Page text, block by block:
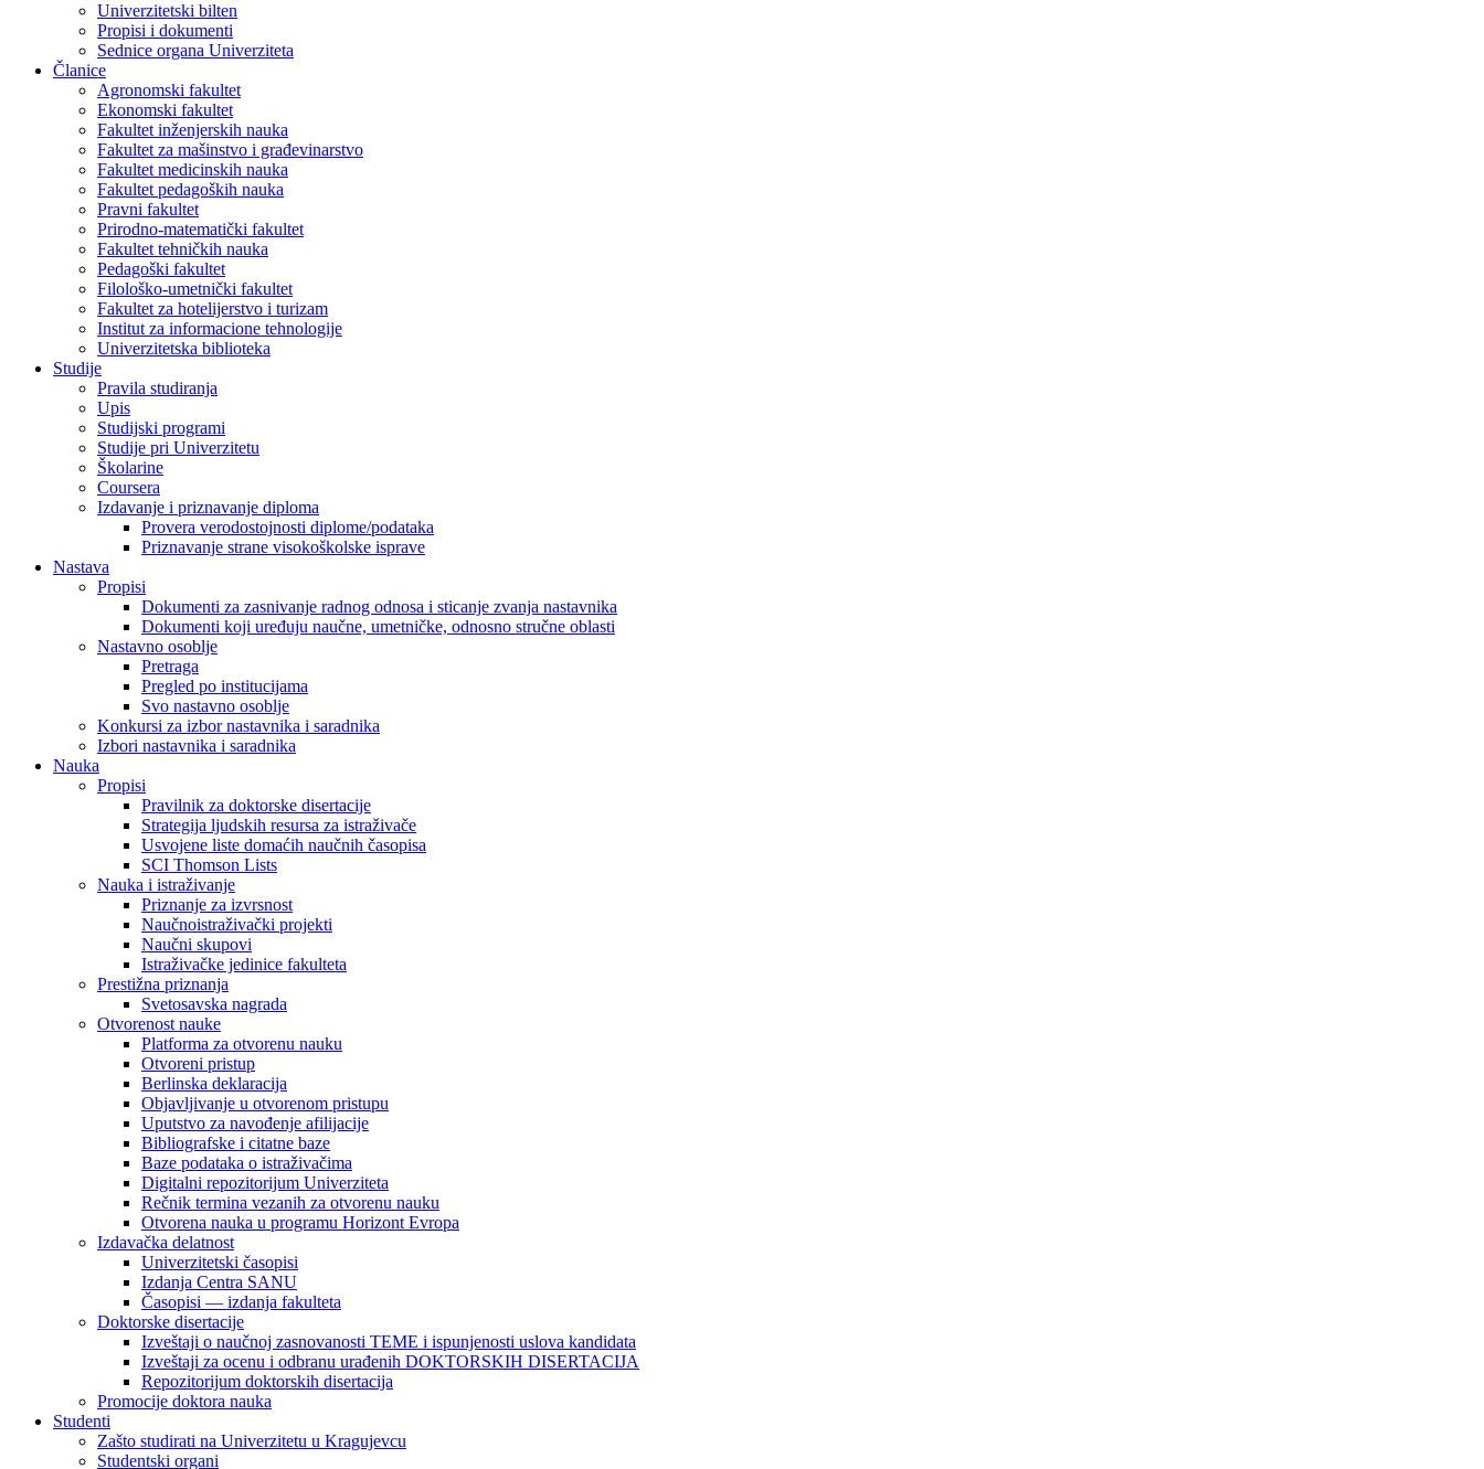
Univerzitetski bilten
Propisi i dokumenti
Sednice organa Univerziteta
Članice
Agronomski fakultet
Ekonomski fakultet
Fakultet inženjerskih nauka
Fakultet za mašinstvo i građevinarstvo
Fakultet medicinskih nauka
Fakultet pedagoških nauka
Pravni fakultet
Prirodno-matematički fakultet
Fakultet tehničkih nauka
Pedagoški fakultet
Filološko-umetnički fakultet
Fakultet za hotelijerstvo i turizam
Institut za informacione tehnologije
Univerzitetska biblioteka
Studije
Pravila studiranja
Upis
Studijski programi
Studije pri Univerzitetu
Školarine
Coursera
Izdavanje i priznavanje diploma
Provera verodostojnosti diplome/podataka
Priznavanje strane visokoškolske isprave
Nastava
Propisi
Dokumenti za zasnivanje radnog odnosa i sticanje zvanja nastavnika
Dokumenti koji uređuju naučne, umetničke, odnosno stručne oblasti
Nastavno osoblje
Pretraga
Pregled po institucijama
Svo nastavno osoblje
Konkursi za izbor nastavnika i saradnika
Izbori nastavnika i saradnika
Nauka
Propisi
Pravilnik za doktorske disertacije
Strategija ljudskih resursa za istraživače
Usvojene liste domaćih naučnih časopisa
SCI Thomson Lists
Nauka i istraživanje
Priznanje za izvrsnost
Naučnoistraživački projekti
Naučni skupovi
Istraživačke jedinice fakulteta
Prestižna priznanja
Svetosavska nagrada
Otvorenost nauke
Platforma za otvorenu nauku
Otvoreni pristup
Berlinska deklaracija
Objavljivanje u otvorenom pristupu
Uputstvo za navođenje afilijacije
Bibliografske i citatne baze
Baze podataka o istraživačima
Digitalni repozitorijum Univerziteta
Rečnik termina vezanih za otvorenu nauku
Otvorena nauka u programu Horizont Evropa
Izdavačka delatnost
Univerzitetski časopisi
Izdanja Centra SANU
Časopisi — izdanja fakulteta
Doktorske disertacije
Izveštaji o naučnoj zasnovanosti TEME i ispunjenosti uslova kandidata
Izveštaji za ocenu i odbranu urađenih DOKTORSKIH DISERTACIJA
Repozitorijum doktorskih disertacija
Promocije doktora nauka
Studenti
Zašto studirati na Univerzitetu u Kragujevcu
Studentski organi